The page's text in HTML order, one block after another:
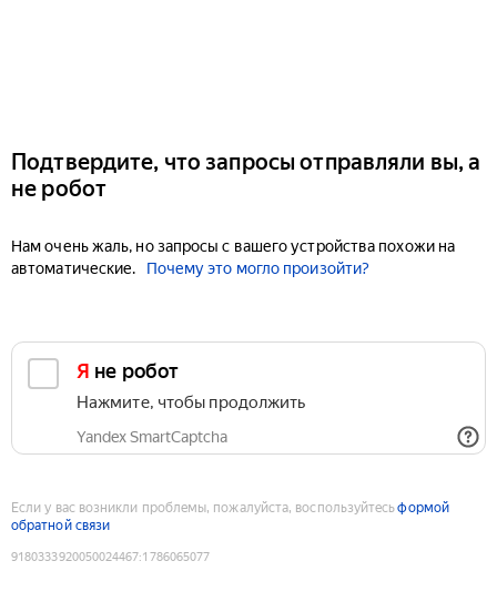
Подтвердите, что запросы отправляли вы, а
не робот
Нам очень жаль, но запросы с вашего устройства похожи на
автоматические.
Почему это могло произойти?
Я не робот
Нажмите, чтобы продолжить
Yandex SmartCaptcha
Если у вас возникли проблемы, пожалуйста, воспользуйтесьформой
обратной связи
9180333920050024467:1786065077